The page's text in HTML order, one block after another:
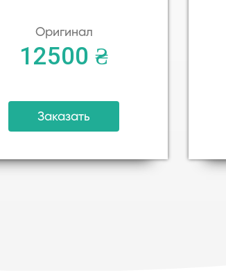
Оригинал
12500 ₴
Заказать